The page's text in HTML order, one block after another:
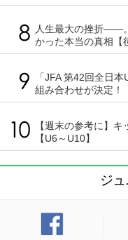
人生最大の挫折――
かった本当の真相【
「JFA 第42回全日
組み合わせが決定！
【週末の参考に】
【U6～U10】
ジ